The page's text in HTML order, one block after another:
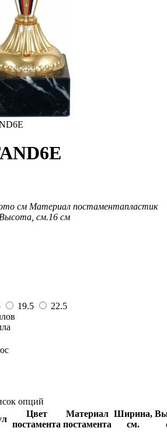
см Материал постаментапластик
Высота, см.16 см
19.5
22.5
опций
Цвет
постамента
Материал
постамента
Ширина,
см.